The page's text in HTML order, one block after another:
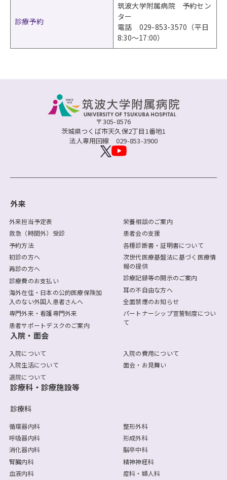
診療予約
筑波大学附属病院 予約セン
ター
電話 029-853-3570（平日
8:30～17:00）
〒305-8576
茨城県つくば市天久保2丁目1番地1
法人専用回線 029-853-3900
外来
外来担当予定表
救急（時間外）受診
予約方法
初診の方へ
再診の方へ
診療費のお支払い
海外在住・日本の公的医療保険加
入のない外国人患者さんへ
専門外来・看護専門外来
患者サポートデスクのご案内
栄養相談のご案内
患者会の支援
各種診断書・証明書について
次世代医療基盤法に基づく医療情
報の提供
診療記録等の開示のご案内
耳の不自由な方へ
全面禁煙のお知らせ
パートナーシップ宣誓制度につい
て
入院・面会
入院について
入院生活について
退院について
入院の費用について
面会・お見舞い
診療科・診療施設等
診療科
循環器内科
呼吸器内科
消化器内科
腎臓内科
血液内科
整形外科
形成外科
脳卒中科
精神神経科
産科・婦人科